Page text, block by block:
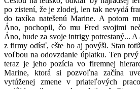
po zistení, že je zlodej, len tak nevydá
do taxíka natešenú Marine. A potom
Áno, pochopil, čo mu Fred svojimi
Áno, bude za svoje intrigy potrestaný... A
z firmy odísť, ešte ho aj povýši. Stan
voľbou na odovzdanie úplatku. Ten
teraz je jeho pozícia vo firemnej
Marine, ktorá si pozvoľna začína
vytúženej zmene v priateľových